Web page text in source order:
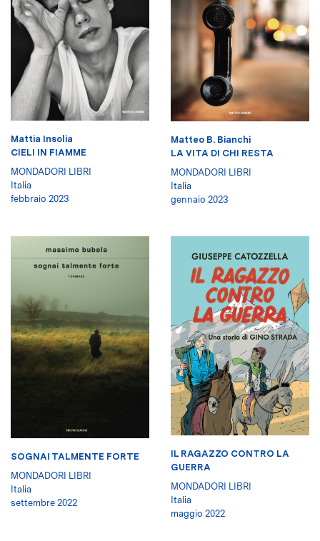
Mattia Insolia
CIELI IN FIAMME
MONDADORI LIBRI
Italia
febbraio 2023
Matteo B. Bianchi
LA VITA DI CHI RESTA
MONDADORI LIBRI
Italia
gennaio 2023
SOGNAI TALMENTE FORTE
MONDADORI LIBRI
Italia
settembre 2022
IL RAGAZZO CONTRO LA
GUERRA
MONDADORI LIBRI
Italia
maggio 2022